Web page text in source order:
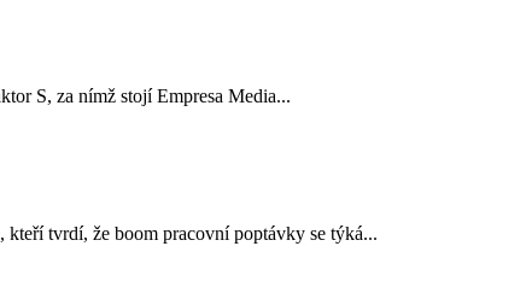
S, za nímž stojí Empresa Media...
kteří tvrdí, že boom pracovní poptávky se týká...